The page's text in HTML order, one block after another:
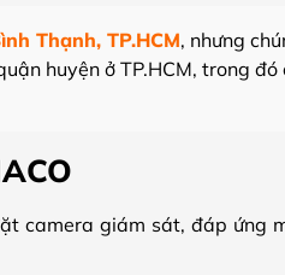
Thạnh, TP.HCM, nhưng
huyện ở TP.HCM, trong đó
camera giám sát, đáp ứng